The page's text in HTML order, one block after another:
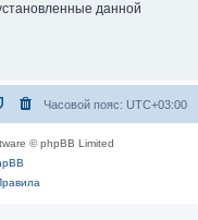
данной
Часовой пояс: UTC+03:00
© phpBB Limited